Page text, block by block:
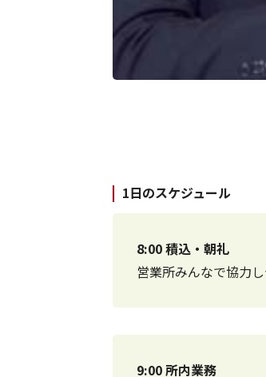
1日のスケジュール
8:00 積込・朝礼
営業所みんなで協力
9:00 所内業務